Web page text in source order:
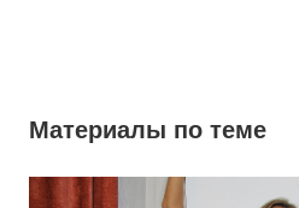
Материалы по теме